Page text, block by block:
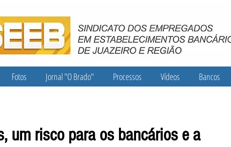
Fotos Jornal "O Brado" Processos Vídeos Bancos
um risco para os bancários e a